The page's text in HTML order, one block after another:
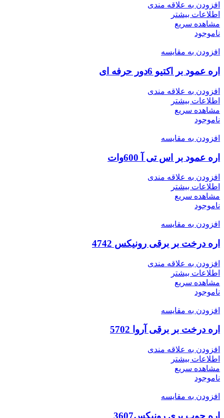
افزودن به علاقه مندی
اطلاعات بیشتر
مشاهده سریع
ناموجود
افزودن به مقایسه
اره عمود بر اکتیو 6دور حرفه ای
افزودن به علاقه مندی
اطلاعات بیشتر
مشاهده سریع
ناموجود
افزودن به مقایسه
اره عمود بر اس تی آ 600وات
افزودن به علاقه مندی
اطلاعات بیشتر
مشاهده سریع
ناموجود
افزودن به مقایسه
اره درخت بر برقی رونیکس 4742
افزودن به علاقه مندی
اطلاعات بیشتر
مشاهده سریع
ناموجود
افزودن به مقایسه
اره درخت بر برقی آروا 5702
افزودن به علاقه مندی
اطلاعات بیشتر
مشاهده سریع
ناموجود
افزودن به مقایسه
اره چوب بری رونیکس3607